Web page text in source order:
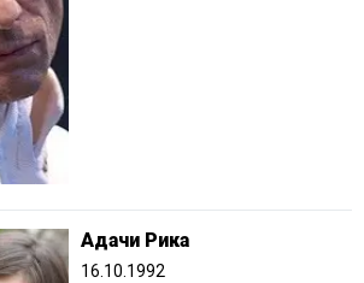
Адачи Рика
16.10.1992